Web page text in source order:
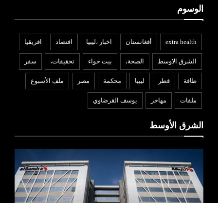
الوسوم
extra health أفغانستان اخبار ،ليبيا افتصاد افريقيا
الشرق الاوسط الصحة، بيت حواء تحقيقات، سفر
طاقة قطر ليبيا محكمة مصر ملف الأسبوع
ملفات مهاجر يوسف القرضاوي
الشرق الأوسط